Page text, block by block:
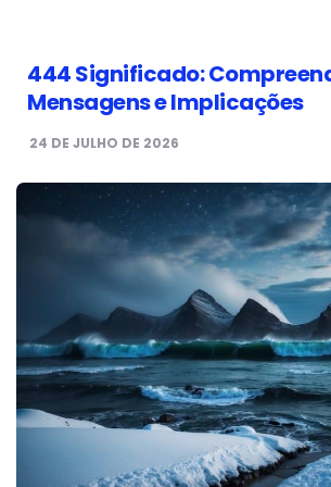
444 Significado:
Mensagens e Implicações
24 DE JULHO DE 2026